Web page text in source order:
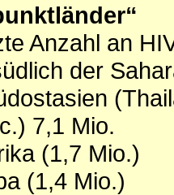
Anzahl an
der
7,1 Mio.
(1,7 Mio.)
(1,4 Mio.)